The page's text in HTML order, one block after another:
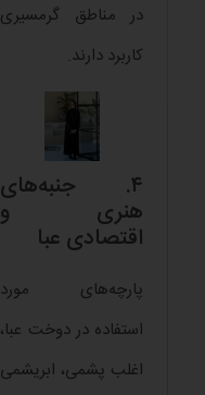
در مناطق گرمسیری
کاربرد دارند.
۴. جنبه‌های
هنری و
اقتصادی عبا
پارچه‌های مورد
استفاده در دوخت عبا،
اغلب پشمی، ابریشمی